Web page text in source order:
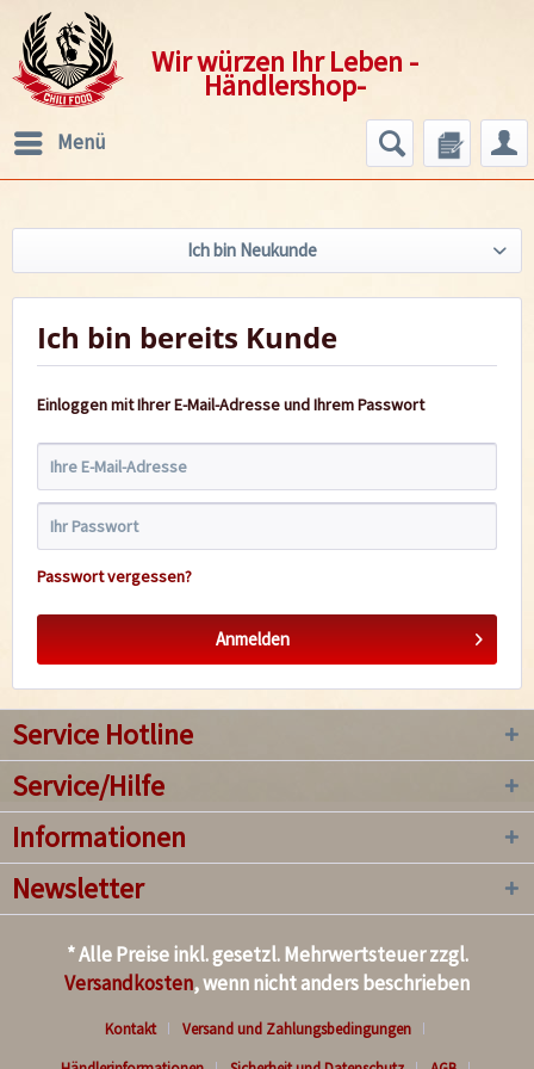
Wir würzen Ihr Leben -
Händlershop-
Menü
Ich bin Neukunde
Ich bin bereits Kunde
Einloggen mit Ihrer E-Mail-Adresse und Ihrem Passwort
Passwort vergessen?
Anmelden
Service Hotline
Service/Hilfe
Informationen
Newsletter
* Alle Preise inkl. gesetzl. Mehrwertsteuer zzgl.
Versandkosten, wenn nicht anders beschrieben
Kontakt
Versand und Zahlungsbedingungen